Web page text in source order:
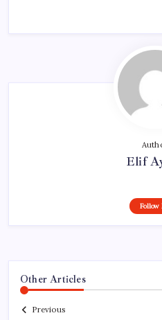
Elif
Follow
Other Articles
Previous